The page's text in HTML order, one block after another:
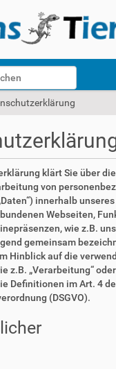
klärt Sie über
von
innerhalb
Webseiten,
wie z.B.
gemeinsam
Hinblick auf die
z.B. „Verarbeitung“
Definitionen im Art. 4
(DSGVO).